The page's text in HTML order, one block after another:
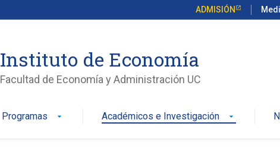
ADMISIÓN
Instituto de Economía
Facultad de Economía y Administración UC
Programas arrow_drop_down Académicos e Investigación arrow_drop_down